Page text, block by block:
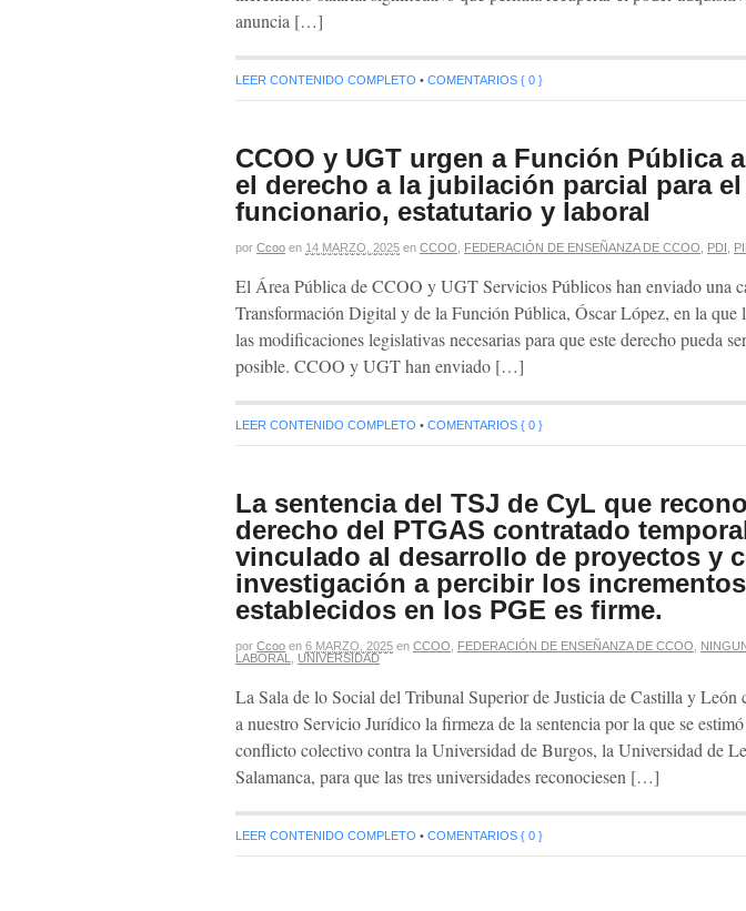
anuncia […]
LEER CONTENIDO COMPLETO • COMENTARIOS { 0 }
CCOO y UGT urgen a Función Pública
el derecho a la jubilación parcial para
funcionario, estatutario y laboral
por Ccoo en 14 MARZO, 2025 en CCOO FEDERACIÓN DE ENSEÑANZA DE CCOO PDI
El Área Pública de CCOO y UGT Servicios Públicos han enviado una
Transformación Digital y de la Función Pública, Óscar López, en la que
las modificaciones legislativas necesarias para que este derecho pueda
posible. CCOO y UGT han enviado […]
LEER CONTENIDO COMPLETO • COMENTARIOS { 0 }
La sentencia del TSJ de CyL que
derecho del PTGAS contratado
vinculado al desarrollo de proyectos y
investigación a percibir los
establecidos en los PGE es firme.
por Ccoo en 6 MARZO, 2025 en CCOO FEDERACIÓN DE ENSEÑANZA DE CCOO
LABORAL
UNIVERSIDAD
La Sala de lo Social del Tribunal Superior de Justicia de Castilla y León
a nuestro Servicio Jurídico la firmeza de la sentencia por la que se
conflicto colectivo contra la Universidad de Burgos, la Universidad de
Salamanca, para que las tres universidades reconociesen […]
LEER CONTENIDO COMPLETO • COMENTARIOS { 0 }